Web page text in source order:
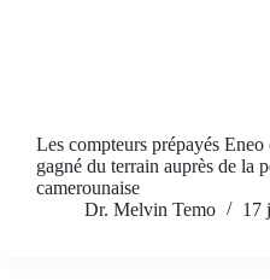
Les compteurs prépayés
gagné du terrain auprès de la
camerounaise
Dr. Melvin Temo
17